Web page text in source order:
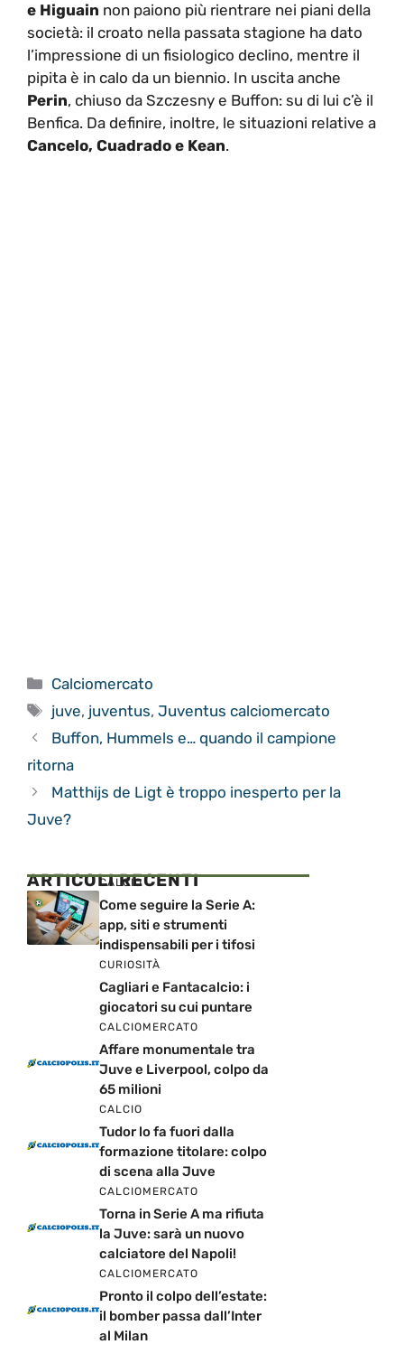
e Higuain non paiono più rientrare nei piani della
società: il croato nella passata stagione ha dato
l’impressione di un fisiologico declino, mentre il
pipita è in calo da un biennio. In uscita anche
Perin, chiuso da Szczesny e Buffon: su di lui c’è il
Benfica. Da definire, inoltre, le situazioni relative a
Cancelo, Cuadrado e Kean.
Categorie
Calciomercato
Tag
juve, juventus,Juventus calciomercato
Buffon, Hummels e… quando il campione
ritorna
Matthijs de Ligt è troppo inesperto per la
Juve?
ARTICOLI RECENTI
CALCIO
Come seguire la Serie A:
app, siti e strumenti
indispensabili per i tifosi
CURIOSITÀ
Cagliari e Fantacalcio: i
giocatori su cui puntare
CALCIOMERCATO
Affare monumentale tra
Juve e Liverpool, colpo da
65 milioni
CALCIO
Tudor lo fa fuori dalla
formazione titolare: colpo
di scena alla Juve
CALCIOMERCATO
Torna in Serie A ma rifiuta
la Juve: sarà un nuovo
calciatore del Napoli!
CALCIOMERCATO
Pronto il colpo dell’estate:
il bomber passa dall’Inter
al Milan